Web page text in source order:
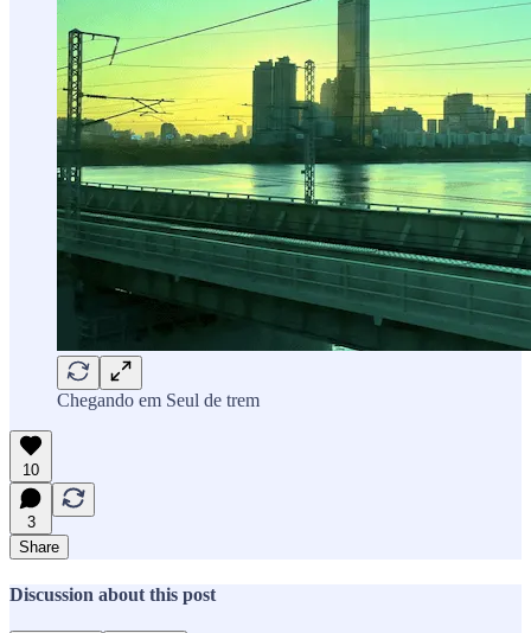
Chegando em Seul de trem
10
3
Share
Discussion about this post